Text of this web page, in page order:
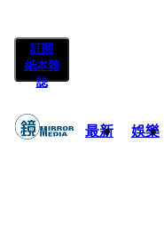
訂閱
紙本雜
誌
最新 娛樂